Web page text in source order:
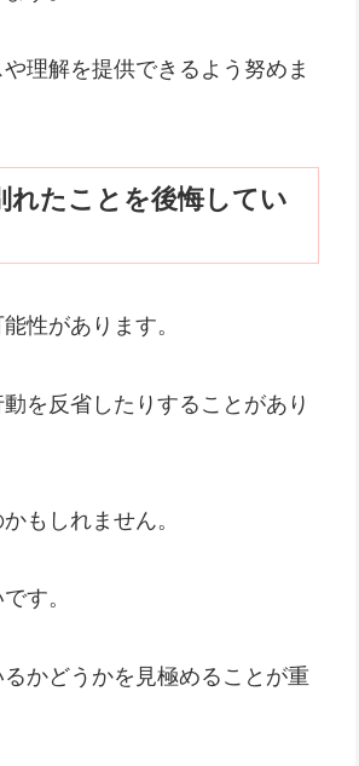
理解を提供できるよう努めま
れたことを後悔してい
性があります。
を反省したりすることがあり
もしれません。
す。
かどうかを見極めることが重